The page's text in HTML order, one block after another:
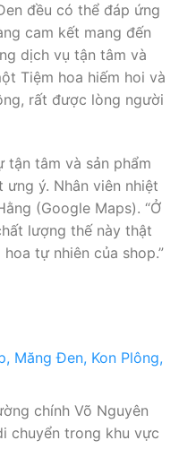
đều có thể đáp ứng
cam kết mang đến
dịch vụ tận tâm và
Tiệm hoa hiếm hoi và
rất được lòng người
tận tâm và sản phẩm
ưng ý. Nhân viên nhiệt
(Google Maps). “Ở
lượng thế này thật
tự nhiên của shop.”
Măng Đen, Kon Plông,
chính Võ Nguyên
chuyển trong khu vực